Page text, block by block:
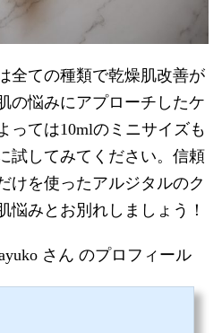
全ての種類で乾燥肌改善が
の悩みにアプローチしたケ
っては10mlのミニサイズも
試してみてください。信頼
けを使ったアルジタルのク
悩みとお別れしましょう！
さん のプロフィール